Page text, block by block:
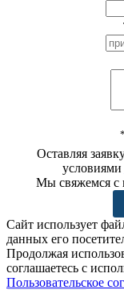
*
Оставляя
условиями
Мы свяжемся с
Сайт использует
данных его
Продолжая
соглашаетесь с
Пользовательское